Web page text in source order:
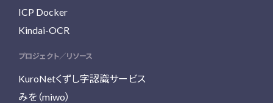
ICP Docker
Kindai-OCR
プロジェクト／リソース
KuroNetくずし字認識サービス
みを（miwo）